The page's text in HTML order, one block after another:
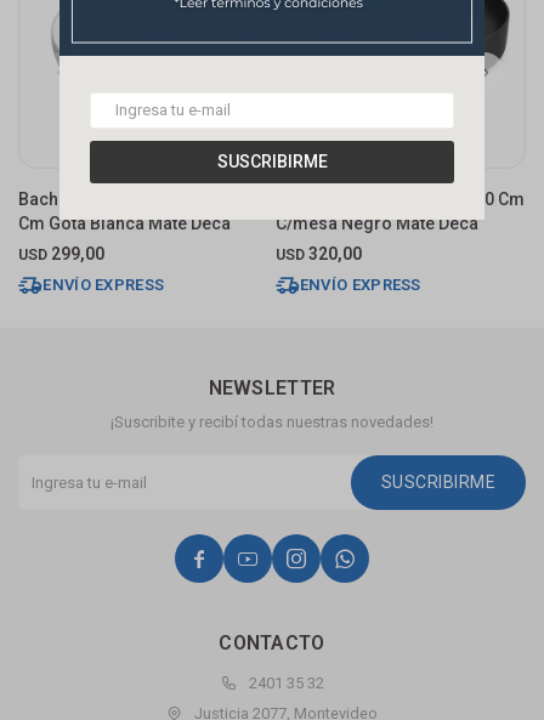
SUSCRIBIRME
Bacha De Apoyo Redonda 50
Cm Gota Blanca Mate Deca
USD 299,00
ENVÍO EXPRESS
Bacha De Apoyo Oval 60x40 Cm
C/mesa Negro Mate Deca
USD 320,00
ENVÍO EXPRESS
CONTACTO
2401 35 32
Justicia 2077, Montevideo
NEWSLETTER
¡Suscribite y recibí todas nuestras novedades!
SUSCRIBIRME
   